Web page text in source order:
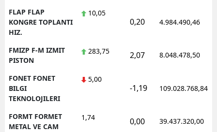
FLAP FLAP
KONGRE TOPLANTI
HIZ.
10,05
0,20 4.984.490,46
FMIZP F-M IZMIT
PISTON
283,75 2,07 8.048.478,50
FONET FONET
BILGI
TEKNOLOJILERI
5,00
-1,19 109.028.768,84
FORMT FORMET
METAL VE CAM
1,74 0,00 39.437.320,00